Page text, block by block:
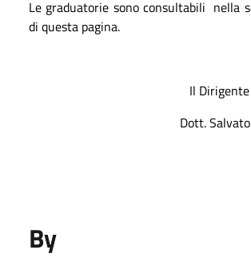
Le graduatorie sono consultabili nella
di questa pagina.
Il
Dott.
By